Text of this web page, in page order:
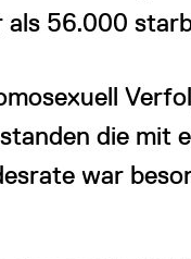
56.000
die mit
war